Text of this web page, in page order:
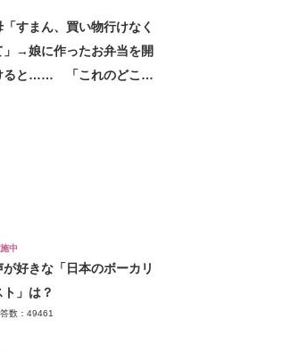
「すまん、買い物行けなく
」→娘に作ったお弁当を開
ると…… 「これのどこが
中
が好きな「日本のボーカリ
ト」は？
答数：49461